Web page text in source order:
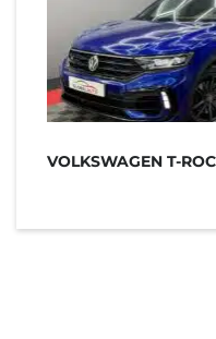
VOLKSWAGEN T-